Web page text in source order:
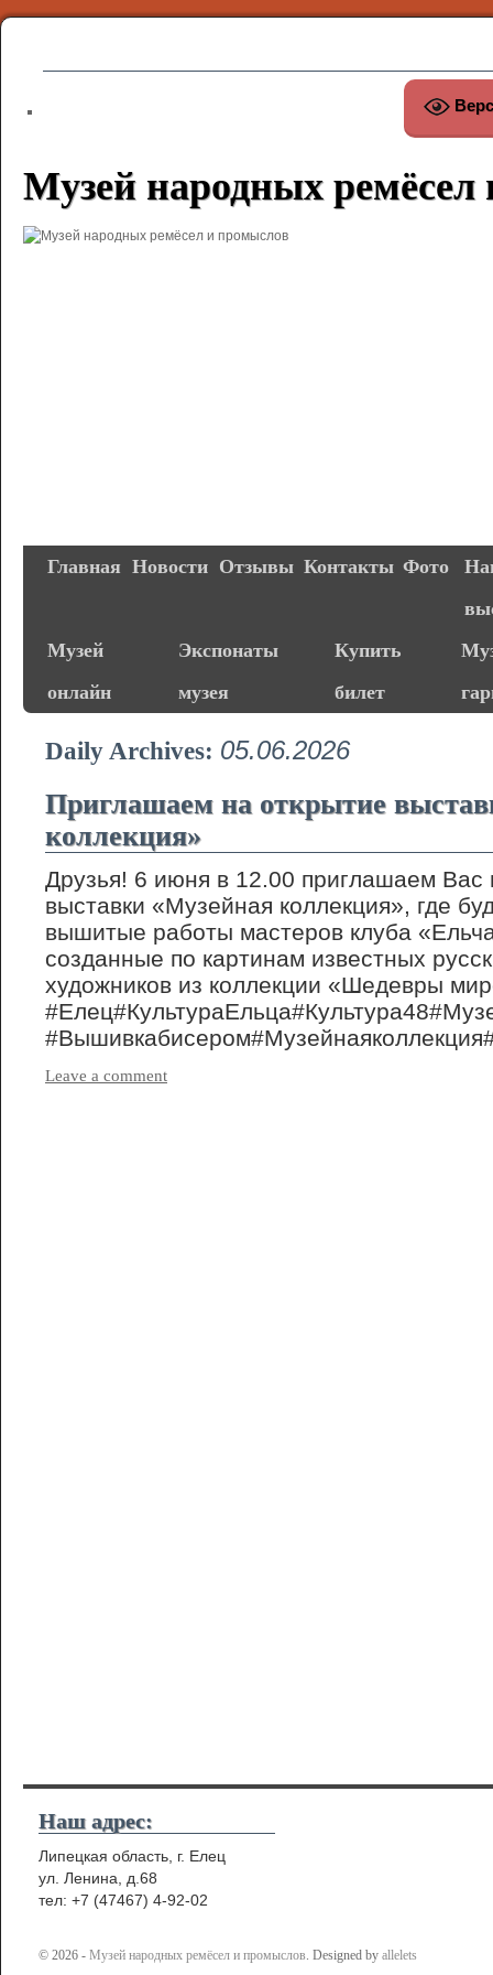
Музей народных
Главная Новости Отзывы Контакты Фото
Музей
онлайн
Экспонаты
музея
Купить
билет
Daily Archives: 05.06.2026
Приглашаем на открытие
коллекция»
Друзья! 6 июня в 12.00 приглашаем Вас
выставки «Музейная коллекция», где
вышитые работы мастеров клуба
созданные по картинам известных
художников из коллекции «Шедевры
Leave a comment
Наш адрес:
Липецкая область, г. Елец
ул. Ленина, д.68
тел: +7 (47467) 4-92-02
© 2026 - Музей народных ремёсел и промыслов. Designed by allelets